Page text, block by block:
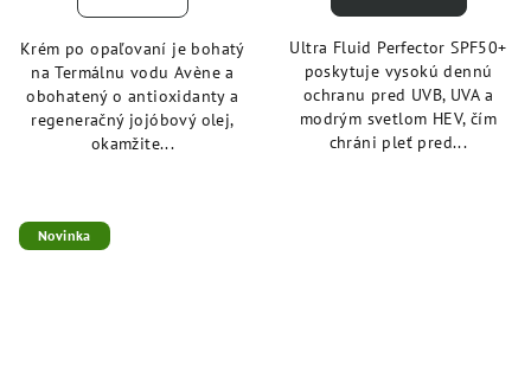
Krém po opaľovaní je bohatý
na Termálnu vodu Avène a
obohatený o antioxidanty a
regeneračný jojóbový olej,
okamžite...
Ultra Fluid Perfector SPF50+
poskytuje vysokú dennú
ochranu pred UVB, UVA a
modrým svetlom HEV, čím
chráni pleť pred...
Novinka